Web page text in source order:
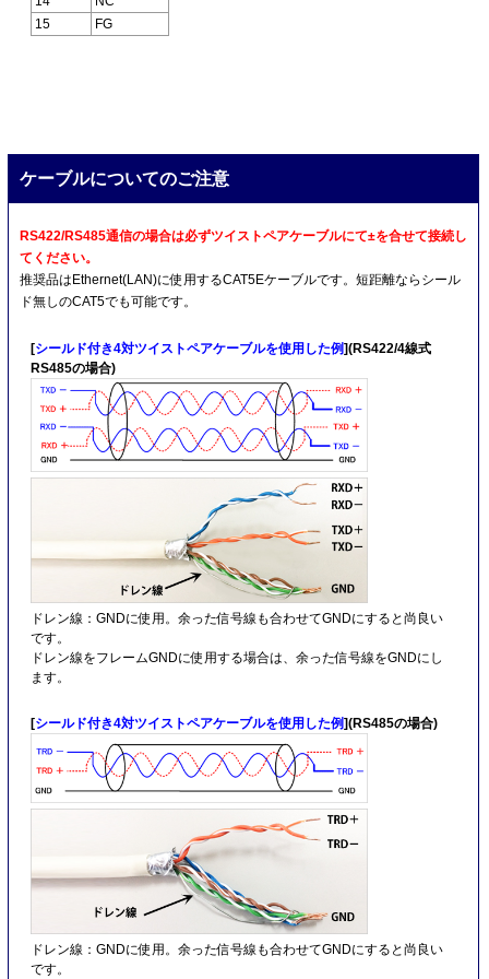
15
FG
ケーブルについてのご注意
RS422/RS485通信の場合は必ずツイストペアケーブルにて±を合せて接続し
てください。
推奨品はEthernet(LAN)に使用するCAT5Eケーブルです。短距離ならシール
ド無しのCAT5でも可能です。
[シールド付き4対ツイストペアケーブルを使用した例](RS422/4線式
RS485の場合)
ドレン線：GNDに使用。余った信号線も合わせてGNDにすると尚良い
です。
ドレン線をフレームGNDに使用する場合は、余った信号線をGNDにし
ます。
[シールド付き4対ツイストペアケーブルを使用した例](RS485の場合)
ドレン線：GNDに使用。余った信号線も合わせてGNDにすると尚良い
です。